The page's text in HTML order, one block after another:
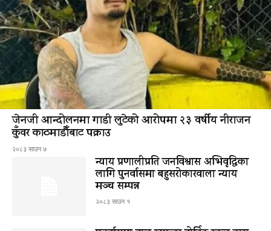
जेनजी आन्दोलनमा गाडी लुटेको आरोपमा २३ वर्षीय नीराजन
कुँवर काठमाडौँबाट पक्राउ
२०८३ साउन ७
न्याय प्रणालीप्रति जनविश्वास अभिवृद्धिका
लागि पुनर्वासमा बहुसरोकारवाला न्याय
मञ्च सम्पन्न
२०८३ साउन १